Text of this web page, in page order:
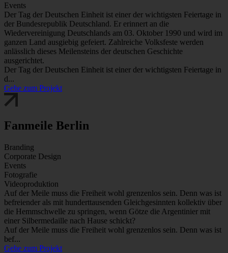
Events
Der Tag der Deutschen Einheit ist einer der wichtigsten Feiertage in
der Bundesrepublik Deutschland. Er erinnert an die
Wiedervereinigung Deutschlands am 03. Oktober 1990 und wird im
ganzen Land ausgiebig gefeiert. Zahlreiche Volksfeste werden
anlässlich dieses Meilensteins der deutschen Geschichte
ausgerichtet.
Der Tag der Deutschen Einheit ist einer der wichtigsten Feiertage in
d...
Gehe zum Projekt
Fanmeile Berlin
Branding
Corporate Design
Events
Fotografie
Videoproduktion
Auf der Meile muss die Freiheit wohl grenzenlos sein. Denn was ist
befreiender als mit hunderttausenden Gleichgesinnten kollektiv über
die Hemmschwelle zu springen, wenn Götze die Argentinier mit
einer Silbermedaille nach Hause schickt?
Auf der Meile muss die Freiheit wohl grenzenlos sein. Denn was ist
bef...
Gehe zum Projekt